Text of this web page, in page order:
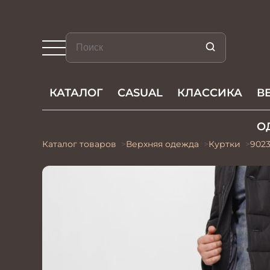
КАТАЛОГ CASUAL КЛАССИКА
Каталог товаров Верхняя одежда Куртки